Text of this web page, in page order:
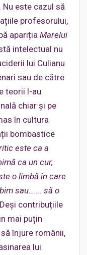
este cazul să
profesorului,
apariția Marelui
intelectual nu
lui Culianu
sau de către
teorii l-au
chiar și pe
în cultura
bombastice
este ca a
ca un cur,
o limbă în care
sau……. să o
contribuțiile
mai puțin
înjure românii,
lui